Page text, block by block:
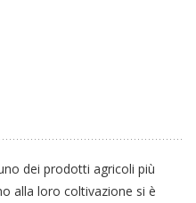
dei prodotti agricoli più
alla loro coltivazione si è